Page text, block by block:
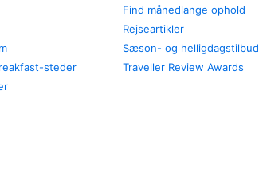
steder
Find månedlange ophold
Rejseartikler
Sæson- og helligdagstilbud
Traveller Review Awards